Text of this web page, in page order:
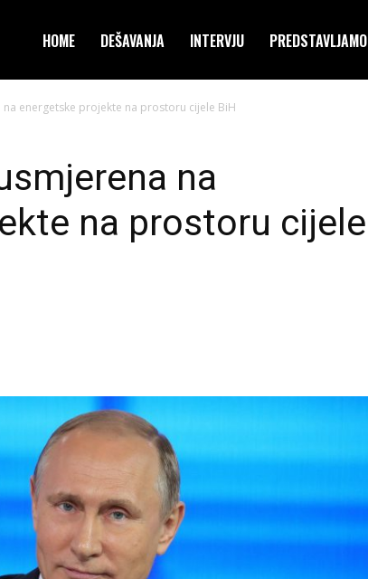
HOME DEŠAVANJA INTERVJU PREDSTAVLJAMO
na energetske projekte na prostoru cijele BiH
na
na prostoru cijele